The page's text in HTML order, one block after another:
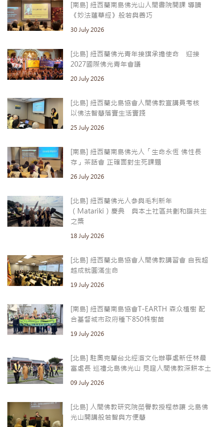
[南島] 紐西蘭南島佛光山人間書院開課 導讀
《妙法蓮華經》般若與善巧
30 July 2026
[北島] 紐西蘭佛光青年接旗承擔使命 迎接
2027國際佛光青年會議
20 July 2026
[北島] 紐西蘭北島協會人間佛教宣講員考核
以佛法智慧落實生活實踐
25 July 2026
[南島] 紐西蘭南島佛光人「生命永恆 佛性長
存」茶話會 正確面對生死課題
26 July 2026
[北島] 紐西蘭佛光人參與毛利新年
（Matariki）慶典 與本土社區共劃和諧共生
之槳
18 July 2026
[北島] 紐西蘭北島協會人間佛教講習會 自我超
越成就圓滿生命
19 July 2026
[南島] 紐西蘭南島協會T-EARTH 森众植樹 配
合基督城市政府種下850株樹苗
19 July 2026
[北島] 駐奧克蘭台北經濟文化辦事處新任林晨
富處長 巡禮北島佛光山 見證人間佛教深耕本土
09 July 2026
[北島] 人間佛教研究院榮譽教授程恭讓 北島佛
光山開講般若智與方便慧